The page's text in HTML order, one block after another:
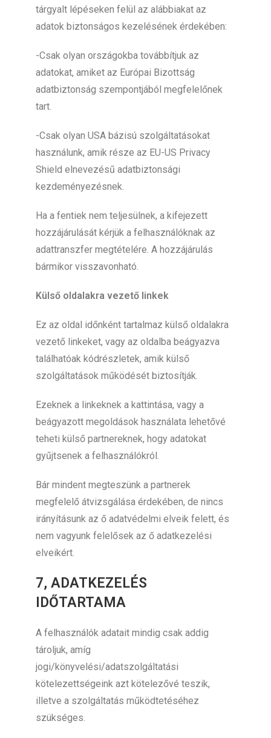
tárgyalt lépéseken felül az alábbiakat az
adatok biztonságos kezelésének érdekében:
-Csak olyan országokba továbbítjuk az
adatokat, amiket az Európai Bizottság
adatbiztonság szempontjából megfelelőnek
tart.
-Csak olyan USA bázisú szolgáltatásokat
használunk, amik része az EU-US Privacy
Shield elnevezésű adatbiztonsági
kezdeményezésnek.
Ha a fentiek nem teljesülnek, a kifejezett
hozzájárulását kérjük a felhasználóknak az
adattranszfer megtételére. A hozzájárulás
bármikor visszavonható.
Külső oldalakra vezető linkek
Ez az oldal időnként tartalmaz külső oldalakra
vezető linkeket, vagy az oldalba beágyazva
találhatóak kódrészletek, amik külső
szolgáltatások működését biztosítják.
Ezeknek a linkeknek a kattintása, vagy a
beágyazott megoldások használata lehetővé
teheti külső partnereknek, hogy adatokat
gyűjtsenek a felhasználókról.
Bár mindent megteszünk a partnerek
megfelelő átvizsgálása érdekében, de nincs
irányításunk az ő adatvédelmi elveik felett, és
nem vagyunk felelősek az ő adatkezelési
elveikért.
7, ADATKEZELÉS
IDŐTARTAMA
A felhasználók adatait mindig csak addig
tároljuk, amíg
jogi/könyvelési/adatszolgáltatási
kötelezettségeink azt kötelezővé teszik,
illetve a szolgáltatás működtetéséhez
szükséges.